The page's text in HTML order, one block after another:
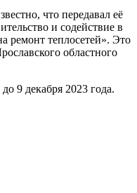
что передавал её
и содействие в
ремонт теплосетей». Это
областного
9 декабря 2023 года.